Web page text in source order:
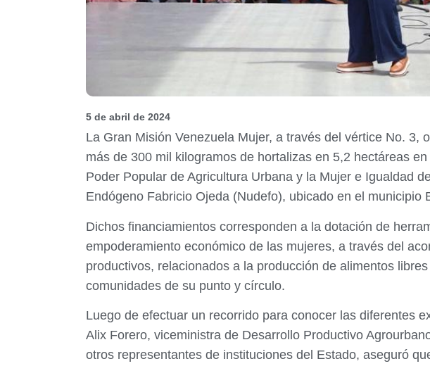
5 de abril de 2024
La Gran Misión Venezuela Mujer, a través del vértice No.
más de 300 mil kilogramos de hortalizas en 5,2 hectáreas
Poder Popular de Agricultura Urbana y la Mujer e Igualdad
Endógeno Fabricio Ojeda (Nudefo), ubicado en el municipio
Dichos financiamientos corresponden a la dotación de
empoderamiento económico de las mujeres, a través del
productivos, relacionados a la producción de alimentos
comunidades de su punto y círculo.
Luego de efectuar un recorrido para conocer las diferentes
Alix Forero, viceministra de Desarrollo Productivo
otros representantes de instituciones del Estado, aseguró